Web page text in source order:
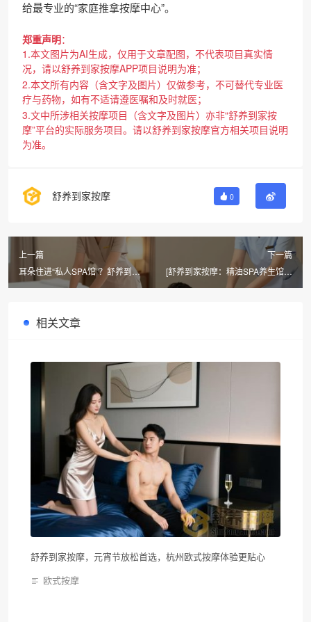
给最专业的“家庭推拿按摩中心”。
郑重声明：
1.本文图片为AI生成，仅用于文章配图，不代表项目真实情
况，请以舒养到家按摩APP项目说明为准；
2.本文所有内容（含文字及图片）仅做参考，不可替代专业医
疗与药物，如有不适请遵医嘱和及时就医；
3.文中所涉相关按摩项目（含文字及图片）亦非“舒养到家按
摩”平台的实际服务项目。请以舒养到家按摩官方相关项目说明
为准。
舒养到家按摩 0
上一篇
耳朵住进“私人SPA馆”？舒养到家
按摩川式采耳让你上瘾
下一篇
[舒养到家按摩：精油SPA养生馆同
城上门，肌肤护理身体放松仅需
相关文章
舒养到家按摩，元宵节放松首选，杭州欧式按摩体验更贴心
欧式按摩